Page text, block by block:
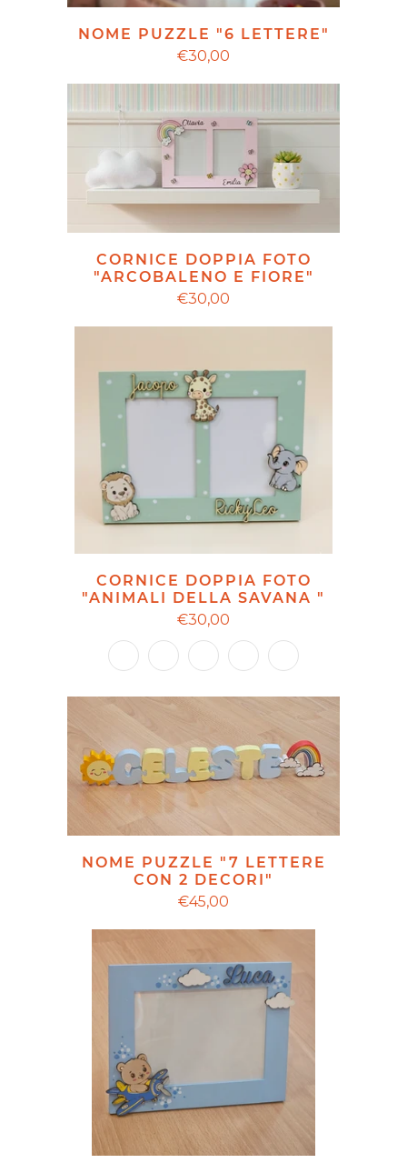
NOME PUZZLE "6 LETTERE"
€30,00
CORNICE DOPPIA FOTO
"ARCOBALENO E FIORE"
€30,00
CORNICE DOPPIA FOTO
"ANIMALI DELLA SAVANA "
€30,00
NOME PUZZLE "7 LETTERE
CON 2 DECORI"
€45,00